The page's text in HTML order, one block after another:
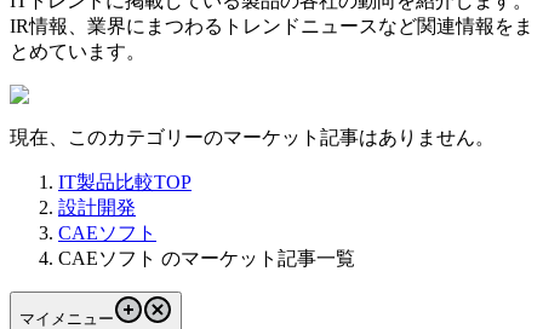
IR情報、業界にまつわるトレンドニュースなど関連情報をま
とめています。
現在、このカテゴリーのマーケット記事はありません。
IT製品比較TOP
設計開発
CAEソフト
CAEソフト のマーケット記事一覧
マイメニュー